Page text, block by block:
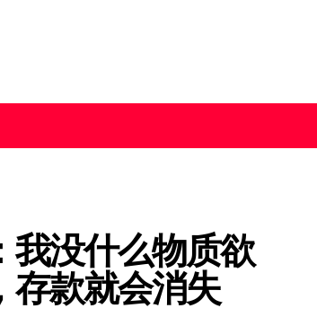
我没什么物质欲
存款就会消失